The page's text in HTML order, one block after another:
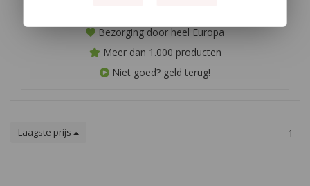
Bezorging door heel Europa
Meer dan 1.000 producten
Niet goed? geld terug!
Laagste prijs 1